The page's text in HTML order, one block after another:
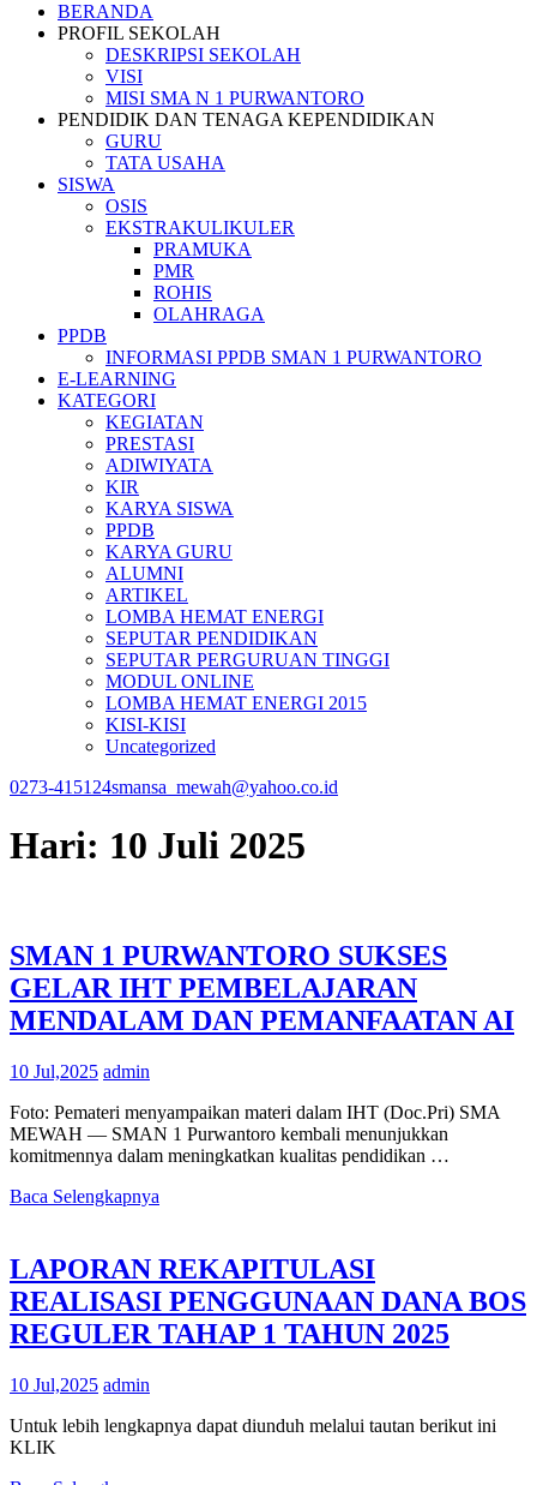
BERANDA
PROFIL SEKOLAH
DESKRIPSI SEKOLAH
VISI
MISI SMA N 1 PURWANTORO
PENDIDIK DAN TENAGA KEPENDIDIKAN
GURU
TATA USAHA
SISWA
OSIS
EKSTRAKULIKULER
PRAMUKA
PMR
ROHIS
OLAHRAGA
PPDB
INFORMASI PPDB SMAN 1 PURWANTORO
E-LEARNING
KATEGORI
KEGIATAN
PRESTASI
ADIWIYATA
KIR
KARYA SISWA
PPDB
KARYA GURU
ALUMNI
ARTIKEL
LOMBA HEMAT ENERGI
SEPUTAR PENDIDIKAN
SEPUTAR PERGURUAN TINGGI
MODUL ONLINE
LOMBA HEMAT ENERGI 2015
KISI-KISI
Uncategorized
0273-415124smansa_mewah@yahoo.co.id
Hari: 10 Juli 2025
SMAN 1 PURWANTORO SUKSES
GELAR IHT PEMBELAJARAN
MENDALAM DAN PEMANFAATAN AI
10 Jul,2025 admin
Foto: Pemateri menyampaikan materi dalam IHT (Doc.Pri) SMA
MEWAH — SMAN 1 Purwantoro kembali menunjukkan
komitmennya dalam meningkatkan kualitas pendidikan …
Baca Selengkapnya
LAPORAN REKAPITULASI
REALISASI PENGGUNAAN DANA BOS
REGULER TAHAP 1 TAHUN 2025
10 Jul,2025 admin
Untuk lebih lengkapnya dapat diunduh melalui tautan berikut ini
KLIK